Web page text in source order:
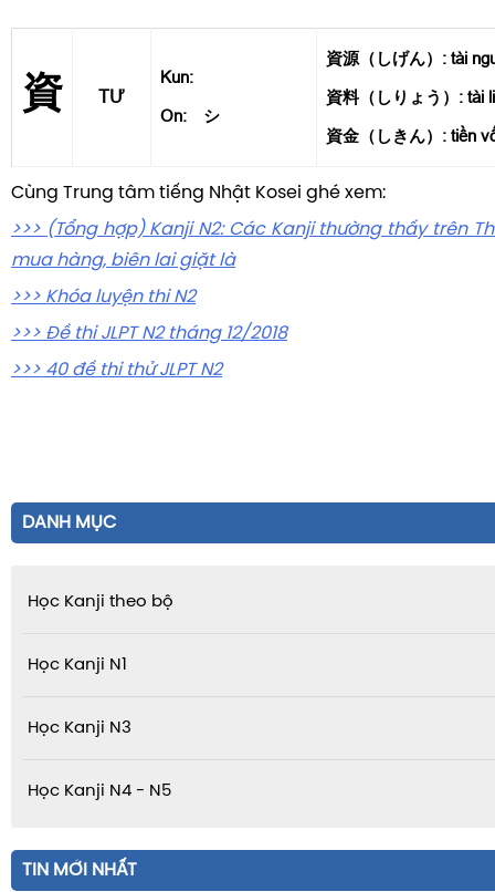
資 TƯ
Kun:
On: シ
資源（しげん）: tài
資料（しりょう）: tài
資金（しきん）: tiền
Cùng Trung tâm tiếng Nhật Kosei ghé xem:
>>> (Tổng hợp) Kanji N2: Các Kanji thường thấy trên
mua hàng, biên lai giặt là
>>> Khóa luyện thi N2
>>> Đề thi JLPT N2tháng 12/2018
>>> 40 đề thi thử JLPT N2
DANH MỤC
Học Kanji theo bộ
Học Kanji N1
Học Kanji N3
Học Kanji N4 - N5
TIN MỚI NHẤT